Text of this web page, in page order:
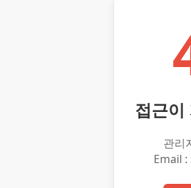
접근이
관리
Email